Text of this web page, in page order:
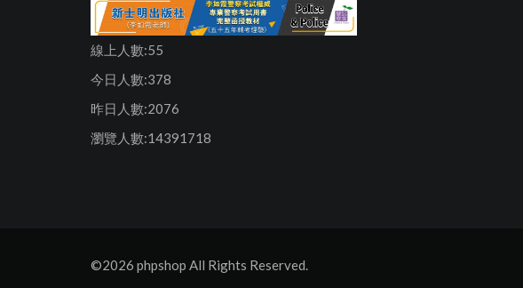
線上人數:55
今日人數:378
昨日人數:2076
瀏覽人數:14391718
©2026 phpshop All Rights Reserved.